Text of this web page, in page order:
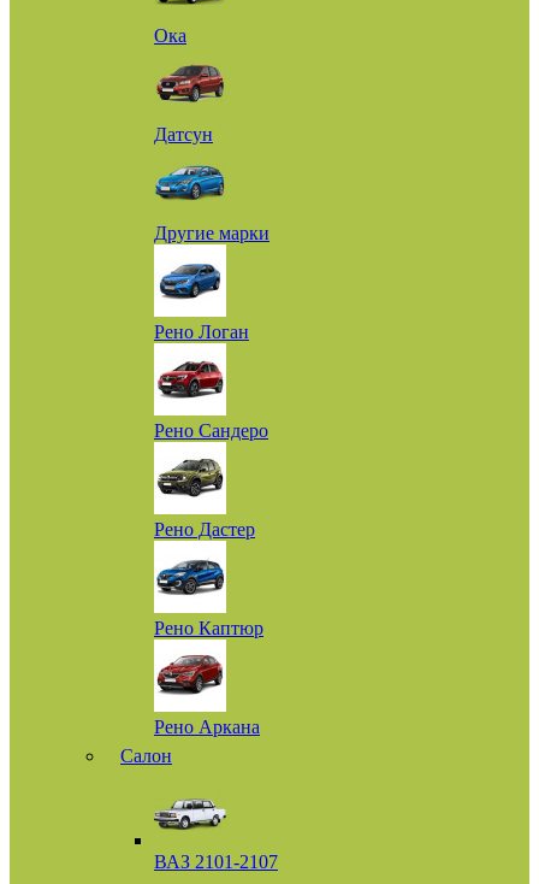
Ока
Датсун
Другие марки
Рено Логан
Рено Сандеро
Рено Дастер
Рено Каптюр
Рено Аркана
Салон
ВАЗ 2101-2107